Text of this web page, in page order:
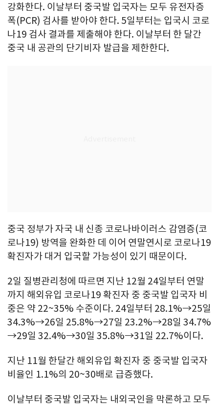
강화한다. 이날부터 중국발 입국자는 모두 유전자증
폭(PCR) 검사를 받아야 한다. 5일부터는 입국시 코로
나19 검사 결과를 제출해야 한다. 이날부터 한 달간
중국 내 공관의 단기비자 발급을 제한한다.
중국 정부가 자국 내 신종 코로나바이러스 감염증(코
로나19) 방역을 완화한 데 이어 연말연시로 코로나19
확진자가 대거 입국할 가능성이 있기 때문이다.
2일 질병관리청에 따르면 지난 12월 24일부터 연말
까지 해외유입 코로나19 확진자 중 중국발 입국자 비
중은 약 22~35% 수준이다. 24일부터 28.1%→25일
34.3%→26일 25.8%→27일 23.2%→28일 34.7%
→29일 32.4%→30일 35.8%→31일 22.7%이다.
지난 11월 한달간 해외유입 확진자 중 중국발 입국자
비율인 1.1%의 20~30배로 급증했다.
이날부터 중국발 입국자는 내외국인을 막론하고 모두